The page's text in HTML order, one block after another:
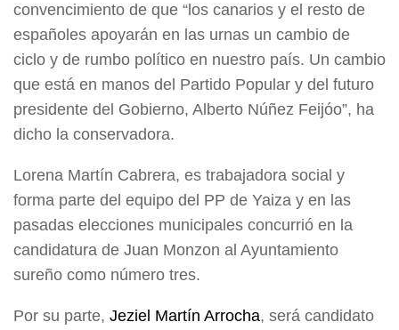
convencimiento de que “los canarios y el resto de
españoles apoyarán en las urnas un cambio de
ciclo y de rumbo político en nuestro país. Un cambio
que está en manos del Partido Popular y del futuro
presidente del Gobierno, Alberto Núñez Feijóo”, ha
dicho la conservadora.
Lorena Martín Cabrera, es trabajadora social y
forma parte del equipo del PP de Yaiza y en las
pasadas elecciones municipales concurrió en la
candidatura de Juan Monzon al Ayuntamiento
sureño como número tres.
Por su parte, Jeziel Martín Arrocha, será candidato